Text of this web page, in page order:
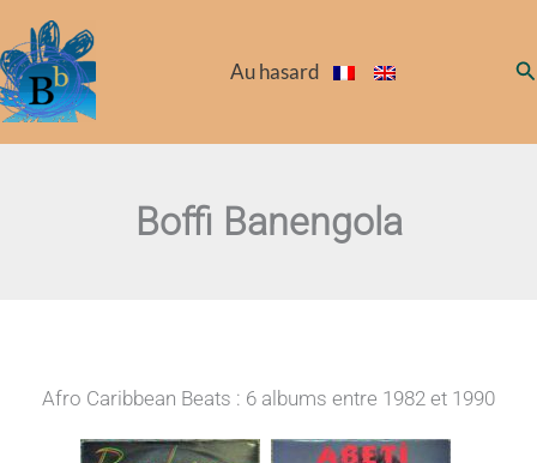
au
contenu
Au hasard
Boffi Banengola
Afro Caribbean Beats : 6 albums entre 1982 et 1990